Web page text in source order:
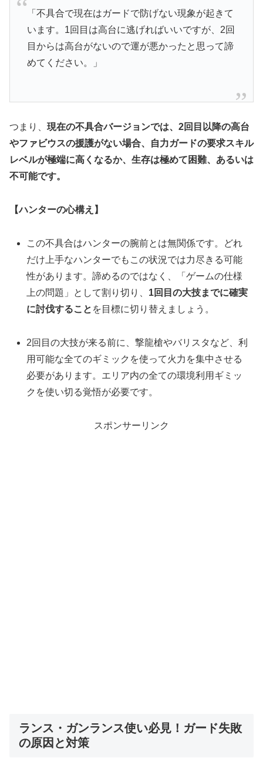
「不具合で現在はガードで防げない現象が起きて
います。1回目は高台に逃げればいいですが、2回
目からは高台がないので運が悪かったと思って諦
めてください。」
つまり、 現在の不具合バージョンでは、2回目以降の高台
やファビウスの援護がない場合、自力ガードの要求スキル
レベルが極端に高くなるか、生存は極めて困難、あるいは
不可能です。
【ハンターの心構え】
この不具合はハンターの腕前とは無関係です。どれ
だけ上手なハンターでもこの状況では力尽きる可能
性があります。諦めるのではなく、「ゲームの仕様
上の問題」として割り切り、 1回目の大技までに確実
に討伐すること を目標に切り替えましょう。
2回目の大技が来る前に、撃龍槍やバリスタなど、利
用可能な全てのギミックを使って火力を集中させる
必要があります。エリア内の全ての環境利用ギミッ
クを使い切る覚悟が必要です。
スポンサーリンク
ランス・ガンランス使い必見！ガード失敗
の原因と対策